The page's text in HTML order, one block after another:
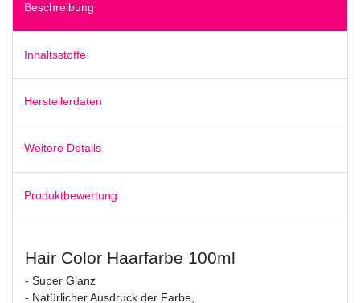
Beschreibung
Inhaltsstoffe
Herstellerdaten
Weitere Details
Produktbewertung
Hair Color Haarfarbe 100ml
- Super Glanz
- Natürlicher Ausdruck der Farbe,